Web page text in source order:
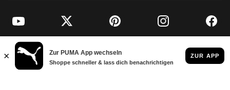
YouTube Twitter Pinterest Instagram
© PUMA EUROPE GMBH, 2026. ALLE RECHTE VORBEHALTEN
IMPRESSUM UND RECHTLICHE HINWEISE